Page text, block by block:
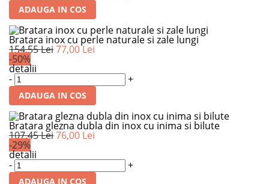
ADAUGA IN COS
Bratara inox cu perle naturale si zale lungi
154,55 Lei77,00 Lei
-50%
detalii
- +
ADAUGA IN COS
Bratara glezna dubla din inox cu inima si bilute
107,45 Lei76,00 Lei
-29%
detalii
- +
ADAUGA IN COS